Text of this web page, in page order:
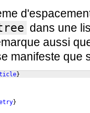
dans une
aussi
manifeste que
}
}